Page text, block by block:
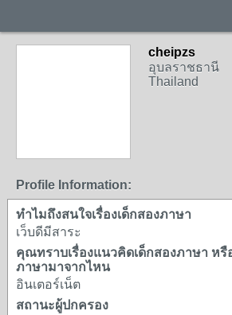
cheipzs
อุบลราชธานี
Thailand
Profile Information:
ทำไมถึงสนใจเรื่องเด็กสองภาษา
เว็บดีมีสาระ
คุณทราบเรื่องแนวคิดเด็กสองภาษา ห
ภาษามาจากไหน
อินเตอร์เน็ต
สถานะผู้ปกครอง